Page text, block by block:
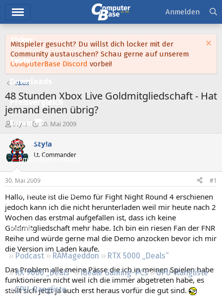
Ticker
Tests
Downloads
Preisvergleich
Forum
Aktuelles
Empfohlene Inhalte
Neue Beiträge
Neueste Aktivitäten
Leserartikel
Regeln
Podcast RAMageddon
RTX 5000 „Deals“
RX 9000 „Deals“
Ideale Gaming-PCs
GPU-Rangliste
CPU-Rangliste
Anmelden
Mitspieler gesucht? Du willst dich locker mit der
Community austauschen? Schau gerne auf unserem
ComputerBase Discord vorbei!
Xbox
48 Stunden Xbox Live Goldmitgliedschaft - Hat
jemand einen übrig?
E
s
t
e
e
r
Sty!a
E
s
t
e
l
t
a
30. Mai 2009
Sty!a
Lt. Commander
30. Mai 2009 #1
Hallo, heute ist die Demo für Fight Night Round 4 erschienen
jedoch kann ich die nicht herunterladen weil mir heute nach 2
Wochen das erstmal aufgefallen ist, dass ich keine
Goldmitgliedschaft mehr habe. Ich bin ein riesen Fan der FNR
Reihe und würde gerne mal die Demo anzocken bevor ich mir
die Version im Laden kaufe.
Das Problem alle meine Pässe die ich in meinen Spielen habe
funktionieren nicht weil ich die immer abgetreten habe, es
stellt sich jetzt ja auch erst heraus vorfür die gut sind.